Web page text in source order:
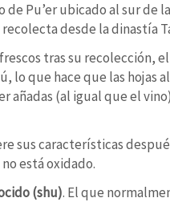
Pu’er ubicado al sur de
desde la dinastía
tras su recolección,
lo que hace que las
añadas (al igual que el
sus características
está oxidado.
(shu). El que